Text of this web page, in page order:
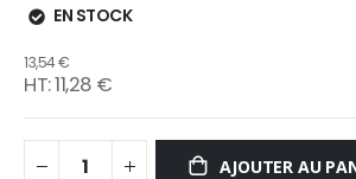
EN STOCK
13,54 €
11,28 €
AJOUTER AU